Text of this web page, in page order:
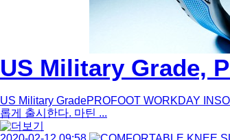
US Military Grade,
US Military GradePROFOOT WORKDAY
롭게 출시한다. 마틴 ...